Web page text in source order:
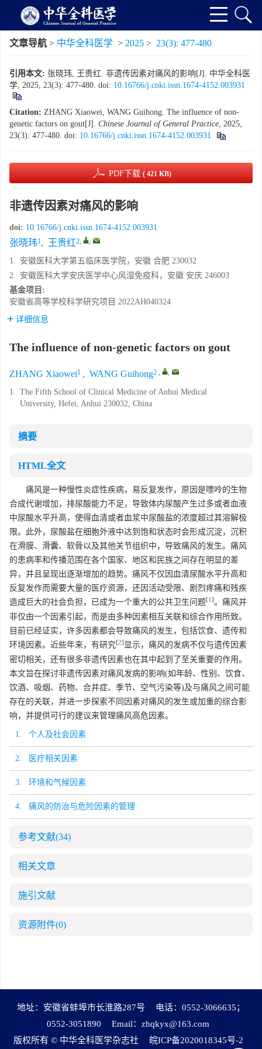
文章导航 > 中华全科医学 > 2025 > 23(3): 477-480
引用本文: 张晓玮, 王贵红. 非遗传因素对痛风的影响[J]. 中华全科医
学, 2025, 23(3): 477-480. doi: 10.16766/j.cnki.issn.1674-4152.003931
Citation: ZHANG Xiaowei, WANG Guihong. The influence of non-
genetic factors on gout[J]. Chinese Journal of General Practice, 2025,
23(3): 477-480. doi: 10.16766/j.cnki.issn.1674-4152.003931
PDF下载 ( 421 KB)
非遗传因素对痛风的影响
doi: 10.16766/j.cnki.issn.1674-4152.003931
张晓玮1, 王贵红2, ,
1. 安徽医科大学第五临床医学院，安徽 合肥 230032
2. 安徽医科大学安庆医学中心风湿免疫科，安徽 安庆 246003
基金项目:
安徽省高等学校科学研究项目 2022AH040324
详细信息
The influence of non-genetic factors on gout
ZHANG Xiaowei1 , WANG Guihong2 , ,
1. The Fifth School of Clinical Medicine of Anhui Medical
University, Hefei, Anhui 230032, China
摘要
HTML全文
痛风是一种慢性炎症性疾病，易反复发作，原因是嘌呤的生物
合成代谢增加，排尿酸能力不足，导致体内尿酸产生过多或者血液
中尿酸水平升高，使得血清或者血浆中尿酸盐的浓度超过其溶解极
限。此外，尿酸盐在细胞外液中达到饱和状态时会形成沉淀，沉积
在滑膜、滑囊、软骨以及其他关节组织中，导致痛风的发生。痛风
的患病率和传播范围在各个国家、地区和民族之间存在明显的差
异，并且呈现出逐渐增加的趋势。痛风不仅因血清尿酸水平升高和
反复发作而需要大量的医疗资源，还因活动受限、剧烈疼痛和残疾
造成巨大的社会负担，已成为一个重大的公共卫生问题[1 ]。痛风并
非仅由一个因素引起，而是由多种因素相互关联和综合作用所致。
目前已经证实，许多因素都会导致痛风的发生，包括饮食、遗传和
环境因素。近些年来，有研究[2] 显示，痛风的发病不仅与遗传因素
密切相关，还有很多非遗传因素也在其中起到了至关重要的作用。
本文旨在探讨非遗传因素对痛风发病的影响(如年龄、性别、饮食、
饮酒、吸烟、药物、合并症、季节、空气污染等)及与痛风之间可能
存在的关联，并进一步探索不同因素对痛风的发生或加重的综合影
响，并提供可行的建议来管理痛风高危因素。
1. 个人及社会因素
2. 医疗相关因素
3. 环境和气候因素
4. 痛风的防治与危险因素的管理
参考文献(34)
相关文章
施引文献
资源附件(0)
地址：安徽省蚌埠市长淮路287号
电话：0552-3066635；
0552-3051890
Email： zhqkyx@163.com
版权所有 © 中华全科医学杂志社
皖ICP备2020018345号-2